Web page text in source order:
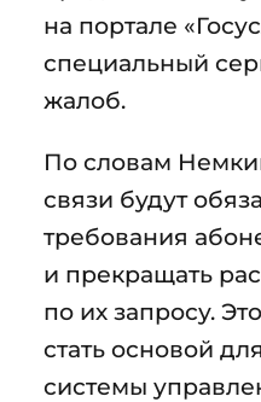
на портале
специальный
жалоб.
По словам
связи будут
требования
и прекращать
по их запросу.
стать основой
системы